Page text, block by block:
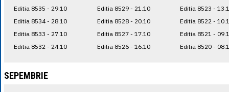
Editia 8535 - 29.10
Editia 8534 - 28.10
Editia 8533 - 27.10
Editia 8532 - 24.10
Editia 8529 - 21.10
Editia 8528 - 20.10
Editia 8527 - 17.10
Editia 8526 - 16.10
Editia 8523 -
Editia 8522 -
Editia 8521 -
Editia 8520 -
SEPEMBRIE